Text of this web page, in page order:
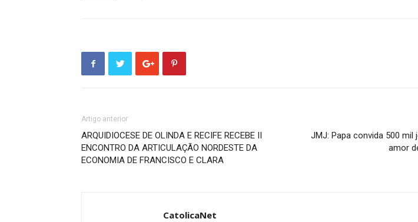
Artigo anterior
ARQUIDIOCESE DE OLINDA E RECIFE RECEBE II
ENCONTRO DA ARTICULAÇÃO NORDESTE DA
ECONOMIA DE FRANCISCO E CLARA
JMJ: Papa convida 500 mil
amor
CatolicaNet